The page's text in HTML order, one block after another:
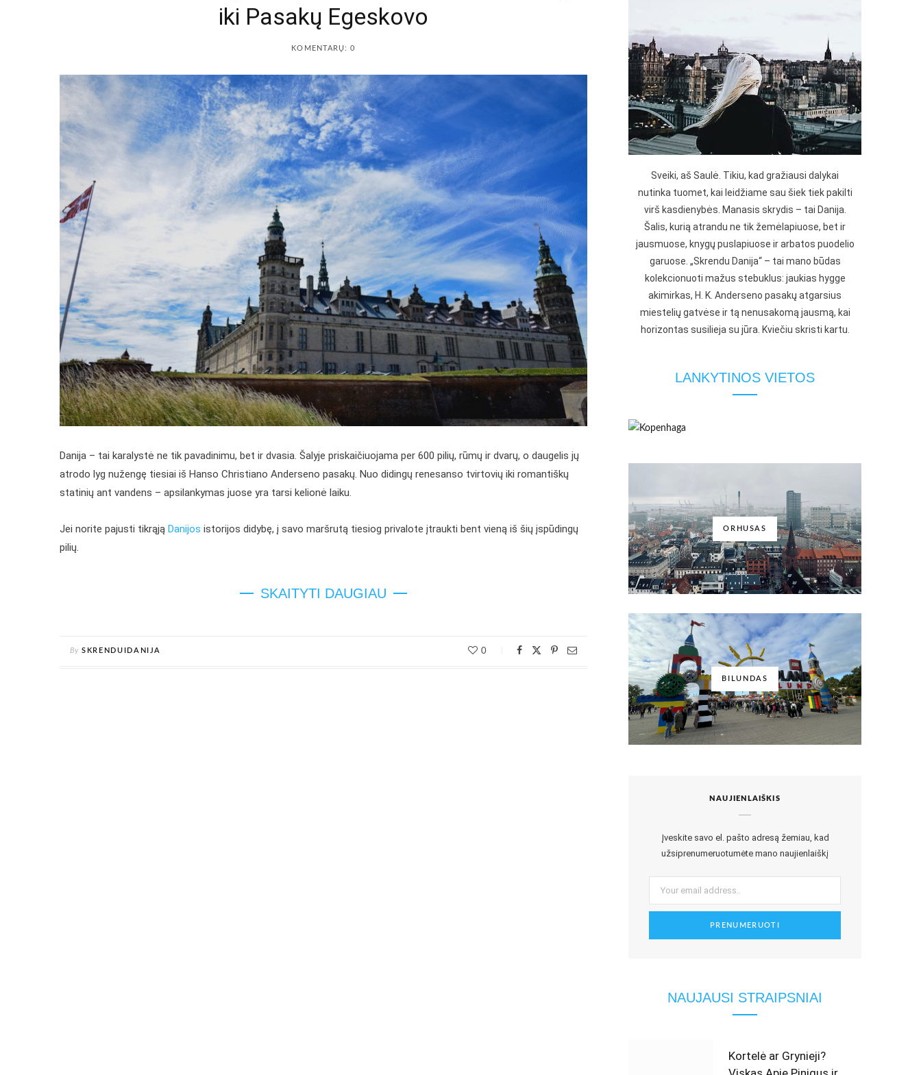
a
m
iki Pasakų Egeskovo
KOMENTARŲ: 0
Danija – tai karalystė ne tik pavadinimu, bet ir dvasia. Šalyje priskaičiuojama per 600 pilių, rūmų ir dvarų, o daugelis jų
atrodo lyg nužengę tiesiai iš Hanso Christiano Anderseno pasakų. Nuo didingų renesanso tvirtovių iki romantiškų
statinių ant vandens – apsilankymas juose yra tarsi kelionė laiku.
Jei norite pajusti tikrąją Danijos istorijos didybę, į savo maršrutą tiesiog privalote įtraukti bent vieną iš šių įspūdingų
pilių.
SKAITYTI DAUGIAU
By SKRENDUIDANIJA 0
Sveiki, aš Saulė. Tikiu, kad gražiausi dalykai
nutinka tuomet, kai leidžiame sau šiek tiek pakilti
virš kasdienybės. Manasis skrydis – tai Danija.
Šalis, kurią atrandu ne tik žemėlapiuose, bet ir
jausmuose, knygų puslapiuose ir arbatos puodelio
garuose. „Skrendu Danija“ – tai mano būdas
kolekcionuoti mažus stebuklus: jaukias hygge
akimirkas, H. K. Anderseno pasakų atgarsius
miestelių gatvėse ir tą nenusakomą jausmą, kai
horizontas susilieja su jūra. Kviečiu skristi kartu.
LANKYTINOS VIETOS
ORHUSAS
BILUNDAS
NAUJIENLAIŠKIS
Įveskite savo el. pašto adresą žemiau, kad
užsiprenumeruotumėte mano naujienlaiškį
NAUJAUSI STRAIPSNIAI
Kortelė ar Grynieji?